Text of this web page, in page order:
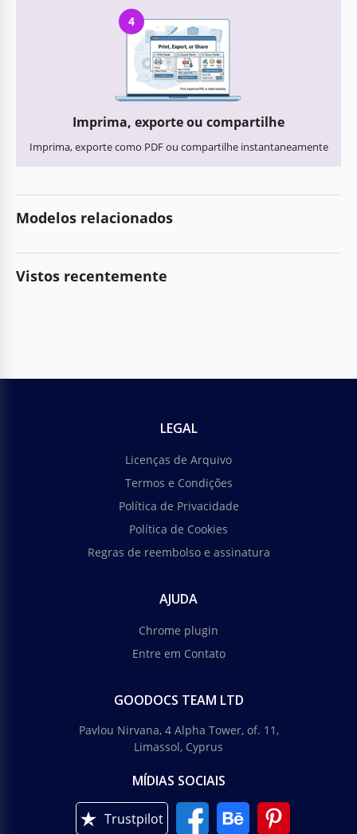
4
Imprima, exporte ou compartilhe
Imprima, exporte como PDF ou compartilhe instantaneamente
Modelos relacionados
Vistos recentemente
LEGAL
Licenças de Arquivo
Termos e Condições
Política de Privacidade
Política de Cookies
Regras de reembolso e assinatura
AJUDA
Chrome plugin
Entre em Contato
GOODOCS TEAM LTD
Pavlou Nirvana, 4 Alpha Tower, of. 11,
Limassol, Cyprus
MÍDIAS SOCIAIS
Trustpilot